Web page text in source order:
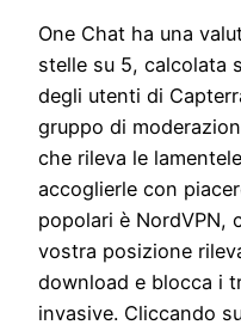
One Chat ha una
stelle su 5, calcolata
degli utenti di
gruppo di
che rileva le
accoglierle con
popolari è NordVPN,
vostra posizione
download e blocca i
invasive. Cliccando